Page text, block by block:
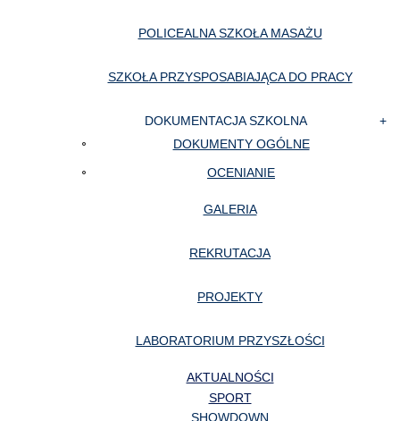
POLICEALNA SZKOŁA MASAŻU
SZKOŁA PRZYSPOSABIAJĄCA DO PRACY
DOKUMENTACJA SZKOLNA
DOKUMENTY OGÓLNE
OCENIANIE
GALERIA
REKRUTACJA
PROJEKTY
LABORATORIUM PRZYSZŁOŚCI
AKTUALNOŚCI
SPORT
SHOWDOWN